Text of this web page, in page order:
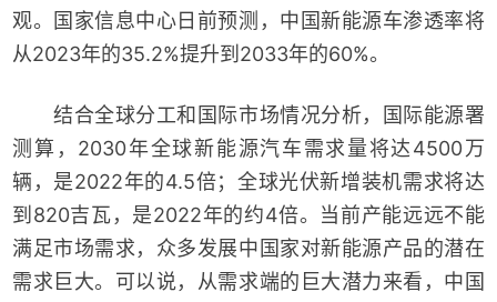
观。国家信息中心日前预测，中国新能源车渗透率将
从2023年的35.2%提升到2033年的60%。
结合全球分工和国际市场情况分析，国际能源署
测算，2030年全球新能源汽车需求量将达4500万
辆，是2022年的4.5倍；全球光伏新增装机需求将达
到820吉瓦，是2022年的约4倍。当前产能远远不能
满足市场需求，众多发展中国家对新能源产品的潜在
需求巨大。可以说，从需求端的巨大潜力来看，中国